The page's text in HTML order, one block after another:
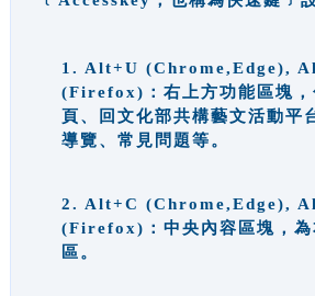
1. Alt+U (Chrome,Edge),
(Firefox)：右上方功能區塊，
頁、回文化部共構藝文活動平
導覽、常見問題等。
2. Alt+C (Chrome,Edge),
(Firefox)：中央內容區塊，為
區。